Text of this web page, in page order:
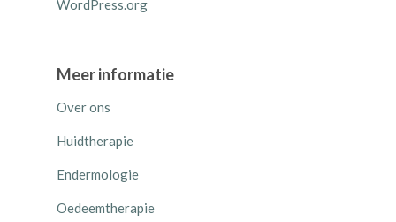
WordPress.org
Meer informatie
Over ons
Huidtherapie
Endermologie
Oedeemtherapie